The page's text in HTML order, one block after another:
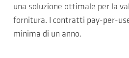
una soluzione ottimale per la
fornitura. I contratti pay-per-
minima di un anno.